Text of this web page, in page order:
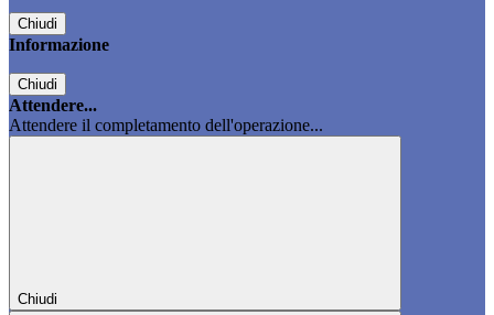
Chiudi
Informazione
Chiudi
Attendere...
Attendere il completamento dell'operazione...
Chiudi